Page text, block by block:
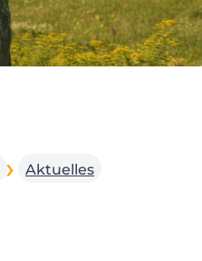
Aktuelles